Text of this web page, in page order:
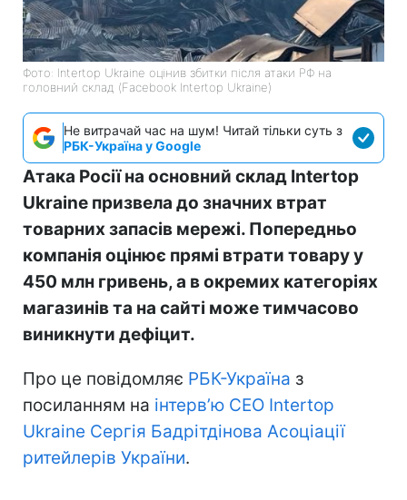
Фото: Intertop Ukraine оцінив збитки після атаки РФ на
головний склад (Facebook Intertop Ukraine)
Не витрачай час на шум! Читай тільки суть з
РБК-Україна у Google
Атака Росії на основний склад Intertop
Ukraine призвела до значних втрат
товарних запасів мережі. Попередньо
компанія оцінює прямі втрати товару у
450 млн гривень, а в окремих категоріях
магазинів та на сайті може тимчасово
виникнути дефіцит.
Про це повідомляє РБК-Україна з
посиланням на інтерв’ю CEO Intertop
Ukraine Сергія Бадрітдінова Асоціації
ритейлерів України.